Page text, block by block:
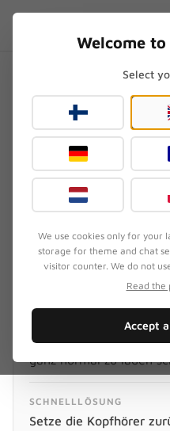
In-Ear-
nicht, obwohl
funktioniert?
Laden funktioniert und
Ohrstöpsel reagieren
ganz normal zu laden
SCHNELLLÖSUNG
Setze die Kopfhörer
Welcome
Select
We use cookies only for your
storage for theme and chat
visitor counter. We do not
Read the
Accept